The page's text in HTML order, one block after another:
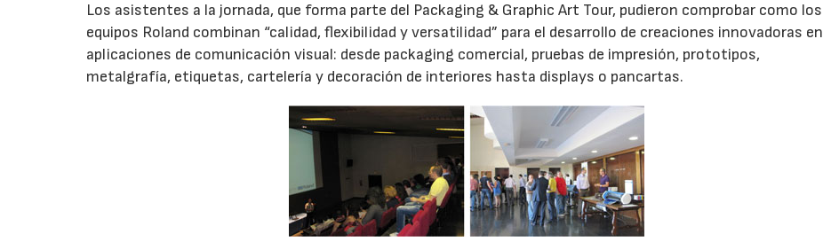
Los asistentes a la jornada, que forma parte del Packaging & Graphic Art Tour, pudieron comprobar como los
equipos Roland combinan “calidad, flexibilidad y versatilidad” para el desarrollo de creaciones innovadoras en
aplicaciones de comunicación visual: desde packaging comercial, pruebas de impresión, prototipos,
metalgrafía, etiquetas, cartelería y decoración de interiores hasta displays o pancartas.